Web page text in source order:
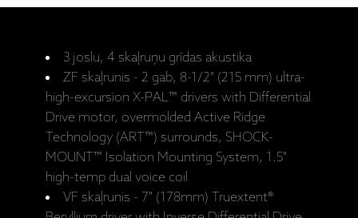
3 joslu, 4 skaļruņu grīdas akustika
ZF skaļrunis -2 gab, 8-1/2" (215 mm) ultra-
high-excursion X-PAL™ drivers with Differential
Drive motor, overmolded Active Ridge
Technology (ART™) surrounds, SHOCK-
MOUNT™ Isolation Mounting System, 1.5"
high-temp dual voice coil
VF skaļrunis - 7" (178mm) Truextent®